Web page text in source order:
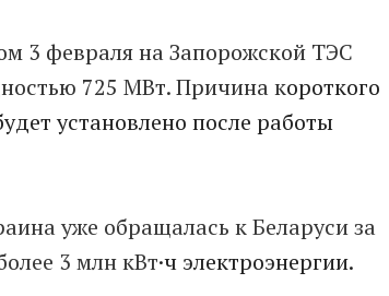
3 февраля на Запорожской ТЭС
725 МВт.Причина короткого
установлено после работы
уже обращалась к Беларуси за
3 млн кВт·ч электроэнергии.